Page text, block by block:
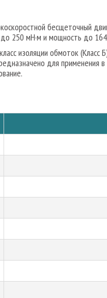
бесщеточный
250 мН·м и мощность до
изоляции обмоток
для